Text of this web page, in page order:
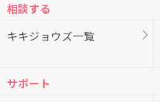
相談する
キキジョウズ一覧
サポート